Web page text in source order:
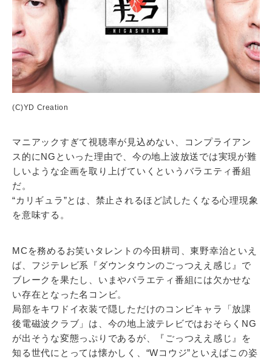
(C)YD Creation
マニアックすぎて視聴率が見込めない、コンプライアン
ス的にNGといった理由で、今の地上波放送では実現が難
しいような企画を取り上げていくというバラエティ番組
だ。
“カリギュラ”とは、禁止されるほど試したくなる心理現象
を意味する。
MCを務めるお笑いタレントの今田耕司、東野幸治といえ
ば、フジテレビ系『ダウンタウンのごっつええ感じ』で
ブレークを果たし、いまやバラエティ番組には欠かせな
い存在となった名コンビ。
局部をキワドイ衣装で隠しただけのコンビキャラ「放課
後電磁波クラブ」は、今の地上波テレビではおそらくNG
が出そうな変態っぷりであるが、『ごっつええ感じ』を
知る世代にとっては懐かしく、“Wコウジ”といえばこの姿